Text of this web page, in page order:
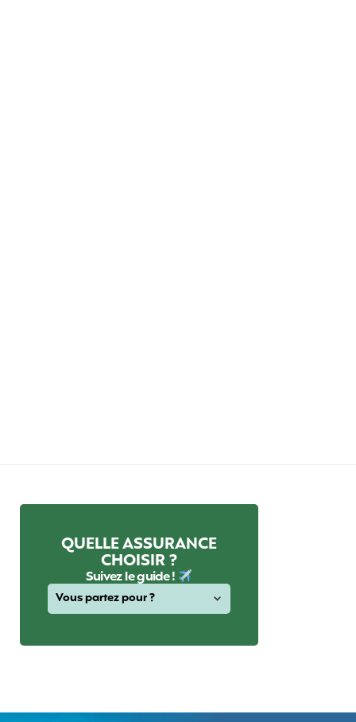
QUELLE ASSURANCE
CHOISIR ?
Suivez le guide !